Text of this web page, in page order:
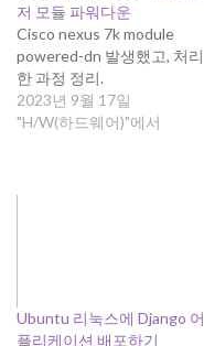
저 모듈 파워다운
Cisco nexus 7k module
powered-dn 발생했고, 처리
한 과정 정리.
2023년 9월 17일
"H/W(하드웨어)"에서
Ubuntu 리눅스에 Django 어
플리케이션 배포하기